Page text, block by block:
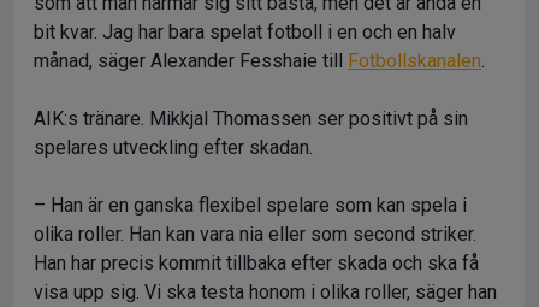
bit kvar. Jag har bara spelat fotboll i en och en halv
månad, säger Alexander Fesshaie till Fotbollskanalen.
AIK:s tränare. Mikkjal Thomassen ser positivt på sin
spelares utveckling efter skadan.
– Han är en ganska flexibel spelare som kan spela i
olika roller. Han kan vara nia eller som second striker.
Han har precis kommit tillbaka efter skada och ska få
visa upp sig. Vi ska testa honom i olika roller, säger han